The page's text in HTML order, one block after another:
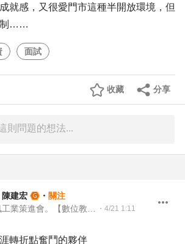
就感，又很愛門市這種半開放環境，但
制……
面試
分享
收藏
建宏 ・ 關注
・ 4/21 1:11
轉折點奮鬥的夥伴